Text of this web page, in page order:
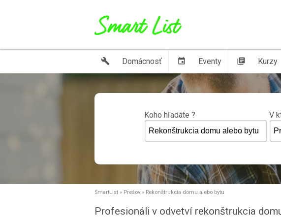
build Domácnosť event Eventy library_books Kurzy
Koho hľadáte ? V
SmartList » Prešov » Rekonštrukcia domu alebo bytu
Profesionáli v odvetví rekonštrukcia